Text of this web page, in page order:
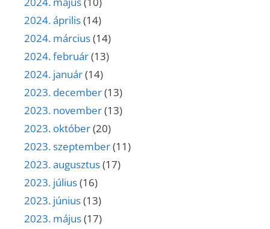
2024. április(14)
2024. március(14)
2024. február(13)
2024. január(14)
2023. december(13)
2023. november(13)
2023. október(20)
2023. szeptember(11)
2023. augusztus(17)
2023. július(16)
2023. június(13)
2023. május(17)